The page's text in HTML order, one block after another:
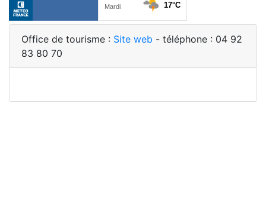
Office de tourisme : Site web - téléphone : 04 92
83 80 70